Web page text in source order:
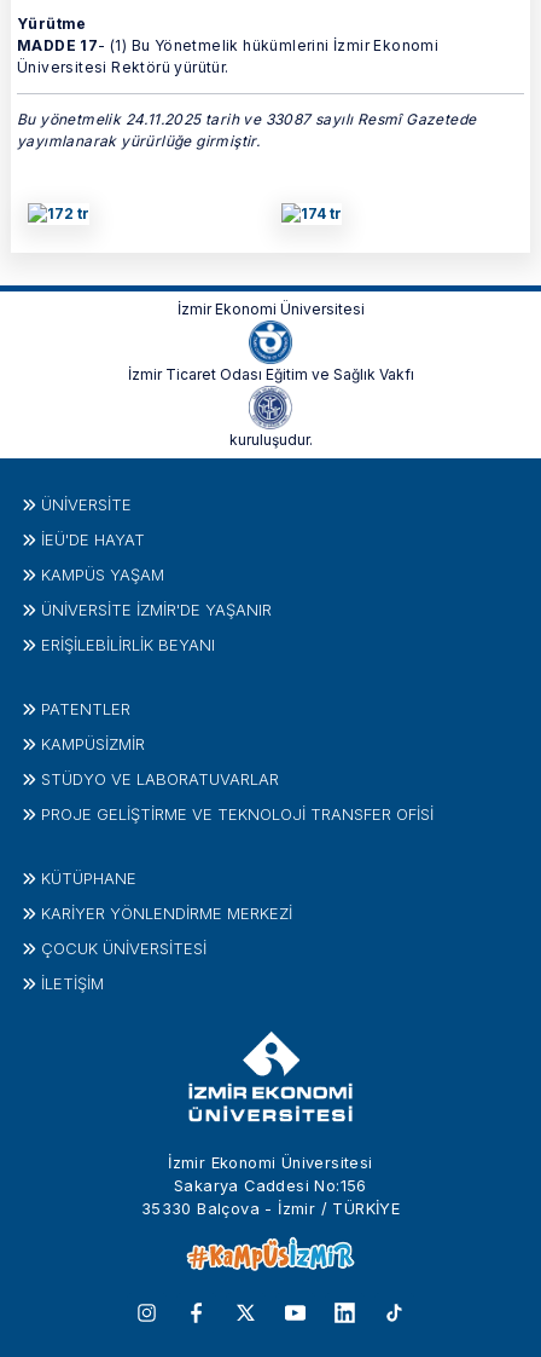
Yürütme
MADDE 17- (1) Bu Yönetmelik hükümlerini İzmir Ekonomi
Üniversitesi Rektörü yürütür.
Bu yönetmelik 24.11.2025 tarih ve 33087 sayılı Resmî Gazetede
yayımlanarak yürürlüğe girmiştir.
İzmir Ekonomi Üniversitesi
İzmir Ticaret Odası Eğitim ve Sağlık Vakfı
kuruluşudur.
İzmir Ekonomi Üniversitesi
Sakarya Caddesi No:156
35330 Balçova - İzmir / TÜRKİYE
ÜNIVERSITE
İEÜ'DE HAYAT
KAMPÜS YAŞAM
ÜNİVERSİTE İZMİR'DE YAŞANIR
ERİŞİLEBİLİRLİK BEYANI
PATENTLER
KAMPÜSİZMIR
STÜDYO VE LABORATUVARLAR
PROJE GELIŞTIRME VE TEKNOLOJI TRANSFER OFISI
KÜTÜPHANE
KARİYER YÖNLENDİRME MERKEZİ
ÇOCUK ÜNIVERSITESI
İLETIŞIM